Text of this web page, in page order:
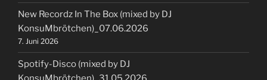
New Recordz In The Box (mixed by DJ
KonsuMbrötchen)_07.06.2026
7. Juni 2026
Spotify-Disco (mixed by DJ